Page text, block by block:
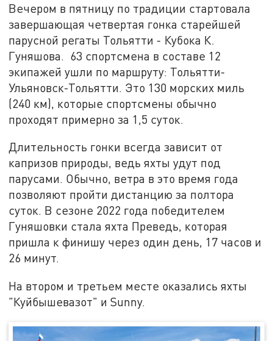
Вечером в пятницу по традиции стартовала
завершающая четвертая гонка старейшей
парусной регаты Тольятти - Кубока К.
Гуняшова. 63 спортсмена в составе 12
экипажей ушли по маршруту: Тольятти-
Ульяновск-Тольятти. Это 130 морских миль
(240 км), которые спортсмены обычно
проходят примерно за 1,5 суток.
Длительность гонки всегда зависит от
капризов природы, ведь яхты удут под
парусами. Обычно, ветра в это время года
позволяют пройти дистанцию за полтора
суток. В сезоне 2022 года победителем
Гуняшовки стала яхта Преведь, которая
пришла к финишу через один день, 17 часов и
26 минут.
На втором и третьем месте оказались яхты
"Куйбышевазот" и Sunny.